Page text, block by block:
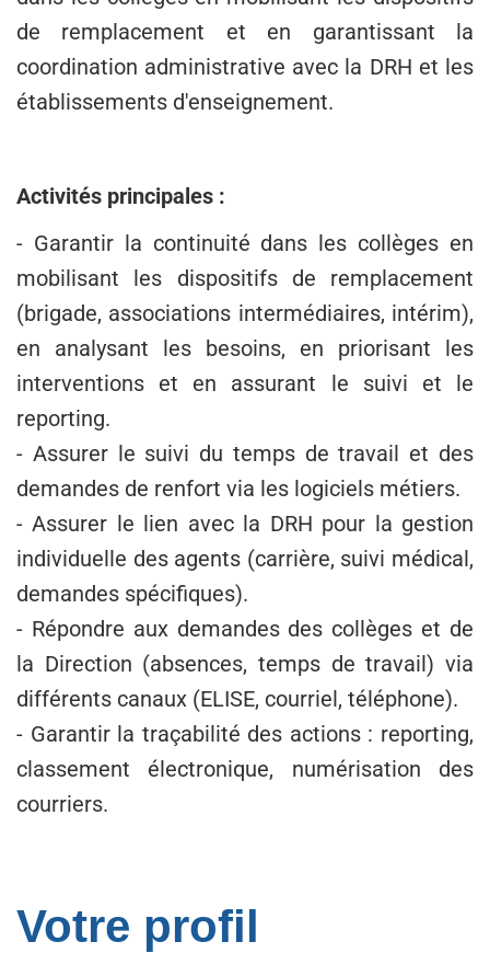
de remplacement et en garantissant la
coordination administrative avec la DRH et les
établissements d'enseignement.
Activités principales :
- Garantir la continuité dans les collèges en
mobilisant les dispositifs de remplacement
(brigade, associations intermédiaires, intérim),
en analysant les besoins, en priorisant les
interventions et en assurant le suivi et le
reporting.
- Assurer le suivi du temps de travail et des
demandes de renfort via les logiciels métiers.
- Assurer le lien avec la DRH pour la gestion
individuelle des agents (carrière, suivi médical,
demandes spécifiques).
- Répondre aux demandes des collèges et de
la Direction (absences, temps de travail) via
différents canaux (ELISE, courriel, téléphone).
- Garantir la traçabilité des actions : reporting,
classement électronique, numérisation des
courriers.
Votre profil